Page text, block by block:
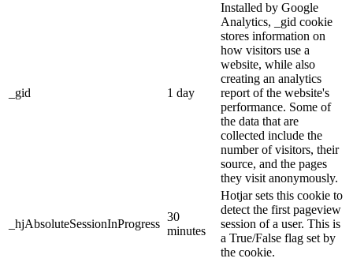
_gid 1 day
Installed by Google
Analytics, _gid cookie
stores information on
how visitors use a
website, while also
creating an analytics
report of the website's
performance. Some of
the data that are
collected include the
number of visitors, their
source, and the pages
they visit anonymously.
_hjAbsoluteSessionInProgress
30
minutes
Hotjar sets this cookie to
detect the first pageview
session of a user. This is
a True/False flag set by
the cookie.